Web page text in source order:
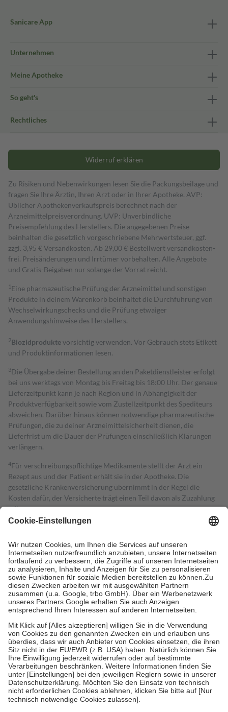
Sanicare App
Unternehmen
Meine Apotheke
So geht's
Rechtliches
Widerruf erklären
Zu Risiken und Nebenwirkungen lesen Sie die Packungsbeilage und
fragen Sie Ihre Ärztin, Ihren Arzt oder in Ihrer Apotheke. AVP:
Üblicher Apothekenverkaufspreis berechnet nach der
Arzneimittelpreisverordnung. UVP: Unverbindliche
Preisempfehlung des Herstellers. Die angegebenen Preise
beinhalten die gesetzlich vorgeschriebene Mehrwertsteuer, ggf.
zzgl. 3,95 € Versandkosten. Ab 29,00 € Bestell­wert versand­kosten­
frei. Preisänderungen und Irrtümer vorbehalten. Alle Angebote
und Gratis-Beigaben nur solange der Vorrat reicht.
1 Eine pharmazeutische Prüfung der Arzneimittel und sonstigen
Produkte in deinem Warenkorb beinhaltet die Durchführung von
Wechselwirkungschecks und die Prüfung etwaiger
Anwendungshinweise des Herstellers.
2Biozidproduktevorsichtig verwenden. Vor Gebrauch stets Etikett
und Produktinformationen lesen.
3Die Übergabe deiner Bestellung an den Paketdienstleister erfolgt
bei uns werktags von Montag bis Freitag bis 18:00 Uhr. Der genaue
Lieferzeitpunkt kann je nach Region und in Abhängigkeit der
Produktverfügbarkeit sowie vom Zustellzeitpunkt des Spediteurs
abweichen. Darüber hinaus können notwendige pharmazeutische
Prüfungen, die zu deiner Arzneimittelsicherheit dienen, die
Lieferfrist um die Dauer der Prüfungen einschließlich Klärungen
verlängern.
4Für verschreibungspflichtige Medikamente stellt der Arzt ein
Rezept aus und der Patient erhält sie in der Apotheke. Die
gesetzliche Krankenversicherung übernimmt in der Regel die
Kosten dafür, der Versicherte trägt einen Teil davon als Zuzahlung
mit.
Grundsätzlich leisten Mitglieder Zuzahlungen in Höhe von zehn
höchstens zehn Euro.
Es sind jedoch nie mehr als die tatsächlichen
Kosten der Leistung zu entrichten.
Diese Regeln gelten grundsätzlich auch für Online-Apotheken.
Bei Heilmitteln und häuslicher Krankenpflege beträgt die
Zuzahlung zehn Prozent der Kosten sowie zehn Euro je
Verordnung.
Um das Engagement der Versicherten für ihre eigene Gesundheit zu
stärken und die besondere Stellung der Familie zu unterstützen,
fallenkeine Zuzahlungenan bei:
• Kindern und Jugendlichen bis zum vollendeten 18. Lebensjahr
mit Ausnahme der Fahrkosten
• Untersuchungen zur Vorsorge und Früherkennung, die von der
GKV getragen werden
• empfohlenen Schutzimpfungen
• Harn- und Blutteststreifen